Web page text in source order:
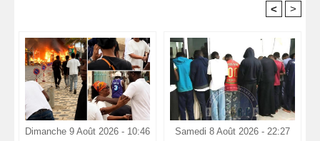
< >
Dimanche 9 Août 2026 - 10:46 Samedi 8 Août 2026 - 22:27